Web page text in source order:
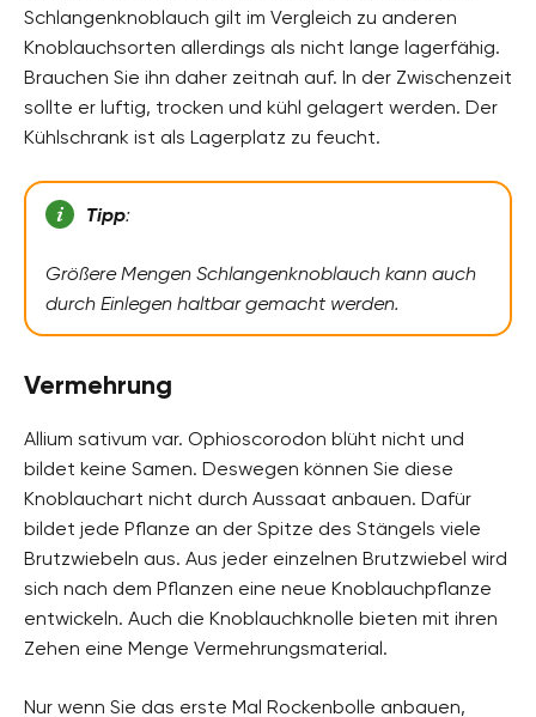
Schlangenknoblauch gilt im Vergleich zu anderen
Knoblauchsorten allerdings als nicht lange lagerfähig.
Brauchen Sie ihn daher zeitnah auf. In der Zwischenzeit
sollte er luftig, trocken und kühl gelagert werden. Der
Kühlschrank ist als Lagerplatz zu feucht.
Tipp:
Größere Mengen Schlangenknoblauch kann auch
durch Einlegen haltbar gemacht werden.
Vermehrung
Allium sativum var. Ophioscorodon blüht nicht und
bildet keine Samen. Deswegen können Sie diese
Knoblauchart nicht durch Aussaat anbauen. Dafür
bildet jede Pflanze an der Spitze des Stängels viele
Brutzwiebeln aus. Aus jeder einzelnen Brutzwiebel wird
sich nach dem Pflanzen eine neue Knoblauchpflanze
entwickeln. Auch die Knoblauchknolle bieten mit ihren
Zehen eine Menge Vermehrungsmaterial.
Nur wenn Sie das erste Mal Rockenbolle anbauen,